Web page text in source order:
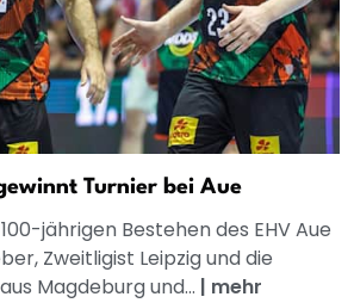
Turnier bei Aue
jährigen Bestehen des EHV Aue
Zweitligist Leipzig und die
Magdeburg und... | mehr